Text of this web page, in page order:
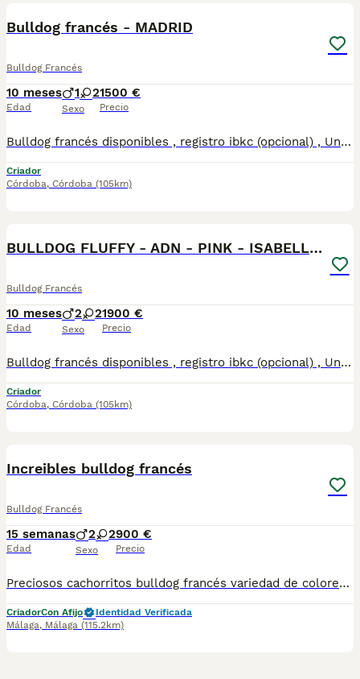
Bulldog francés - MADRID
Bulldog Francés
10 meses
Edad
1 2
Sexo
1500 €
Precio
Bulldog francés disponibles , registro ibkc (opcional) , Una de las mejores líneas morfológicas a nivel nacional, trabajamos en la mejora y desarrollo de la raza , tanto estructural como genética , actualmente disponemos machos y hembras , hacemos entregas personalizadas a toda España 610864702. CONDICIONES INMEJORABLES. COMPRUEBALO !! . También fluffy disponibles !
Criador
Córdoba, Córdoba (105km)
BULLDOG FLUFFY - ADN - PINK - ISABELLA - BLUE
Bulldog Francés
10 meses
Edad
2 2
Sexo
1900 €
Precio
Bulldog francés disponibles , registro ibkc (opcional) , Una de las mejores líneas morfológicas a nivel internacional , exóticos , BIG ROPE , fluffy, trabajamos en la mejora y desarrollo de la raza , tanto estructural como genética , actualmente disponemos machos y hembras , hacemos entregas personalizadas a toda España 610864702. CONDICIONES INMEJORABLES. COMPRUEBALO !! . Gracias
Criador
Córdoba, Córdoba (105km)
Increibles bulldog francés
Bulldog Francés
15 semanas
Edad
2 2
Sexo
900 €
Precio
Preciosos cachorritos bulldog francés variedad de colores....machos y hembras disponibles fotos actuales para mas información llámame al 615080706
CriadorCon Afijo
Identidad Verificada
Málaga, Málaga (115.2km)